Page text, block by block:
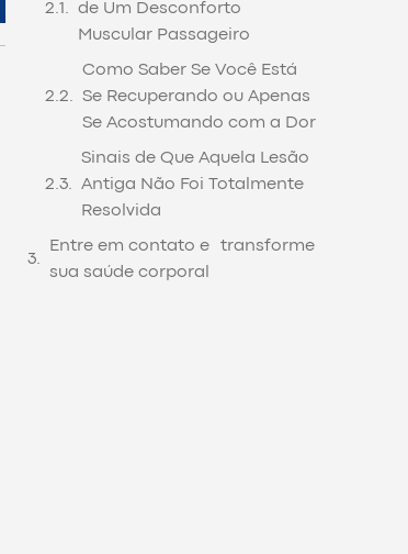
de Um Desconforto
Muscular Passageiro
Como Saber Se Você Está
Se Recuperando ou Apenas
Se Acostumando com a Dor
Sinais de Que Aquela Lesão
Antiga Não Foi Totalmente
Resolvida
Entre em contato e transforme
sua saúde corporal